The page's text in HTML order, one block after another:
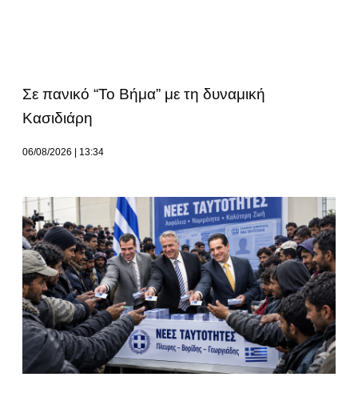
Σε πανικό “Το Βήμα” με τη δυναμική
Κασιδιάρη
06/08/2026 13:34